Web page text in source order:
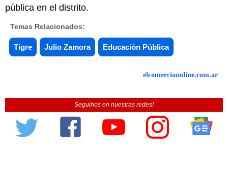
pública en el distrito.
Temas Relacionados:
Tigre Julio Zamora Educación Pública
elcomercioonline.com.ar
Seguinos en nuestras redes!